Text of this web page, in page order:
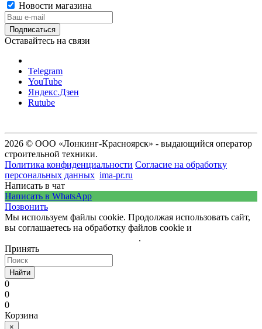
Новости магазина
Оставайтесь на связи
Telegram
YouTube
Яндекс.Дзен
Rutube
2026 © ООО «Лонкинг-Красноярск» - выдающийся оператор
строительной техники.
Политика конфиденциальности Согласие на обработку
персональных данных ima-pr.ru
Написать в чат
Написать в WhatsApp
Позвонить
Мы используем файлы cookie. Продолжая использовать сайт,
вы соглашаетесь на обработку файлов cookie и
.
Принять
Найти
0
0
0
Корзина
×